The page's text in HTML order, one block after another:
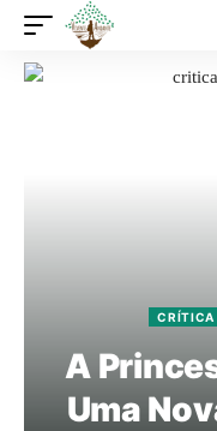
CRÍTICA
A
Uma